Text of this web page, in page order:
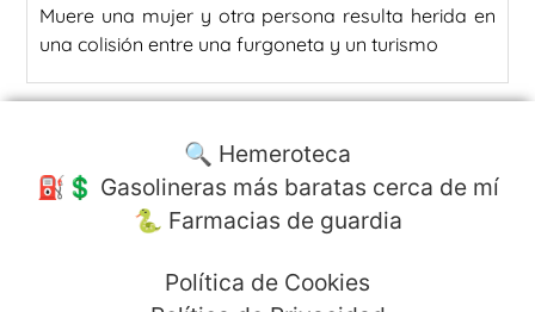
Muere una mujer y otra persona resulta herida en
una colisión entre una furgoneta y un turismo
🔍 Hemeroteca
⛽️💲 Gasolineras más baratas cerca de mí
🐍 Farmacias de guardia
Política de Cookies